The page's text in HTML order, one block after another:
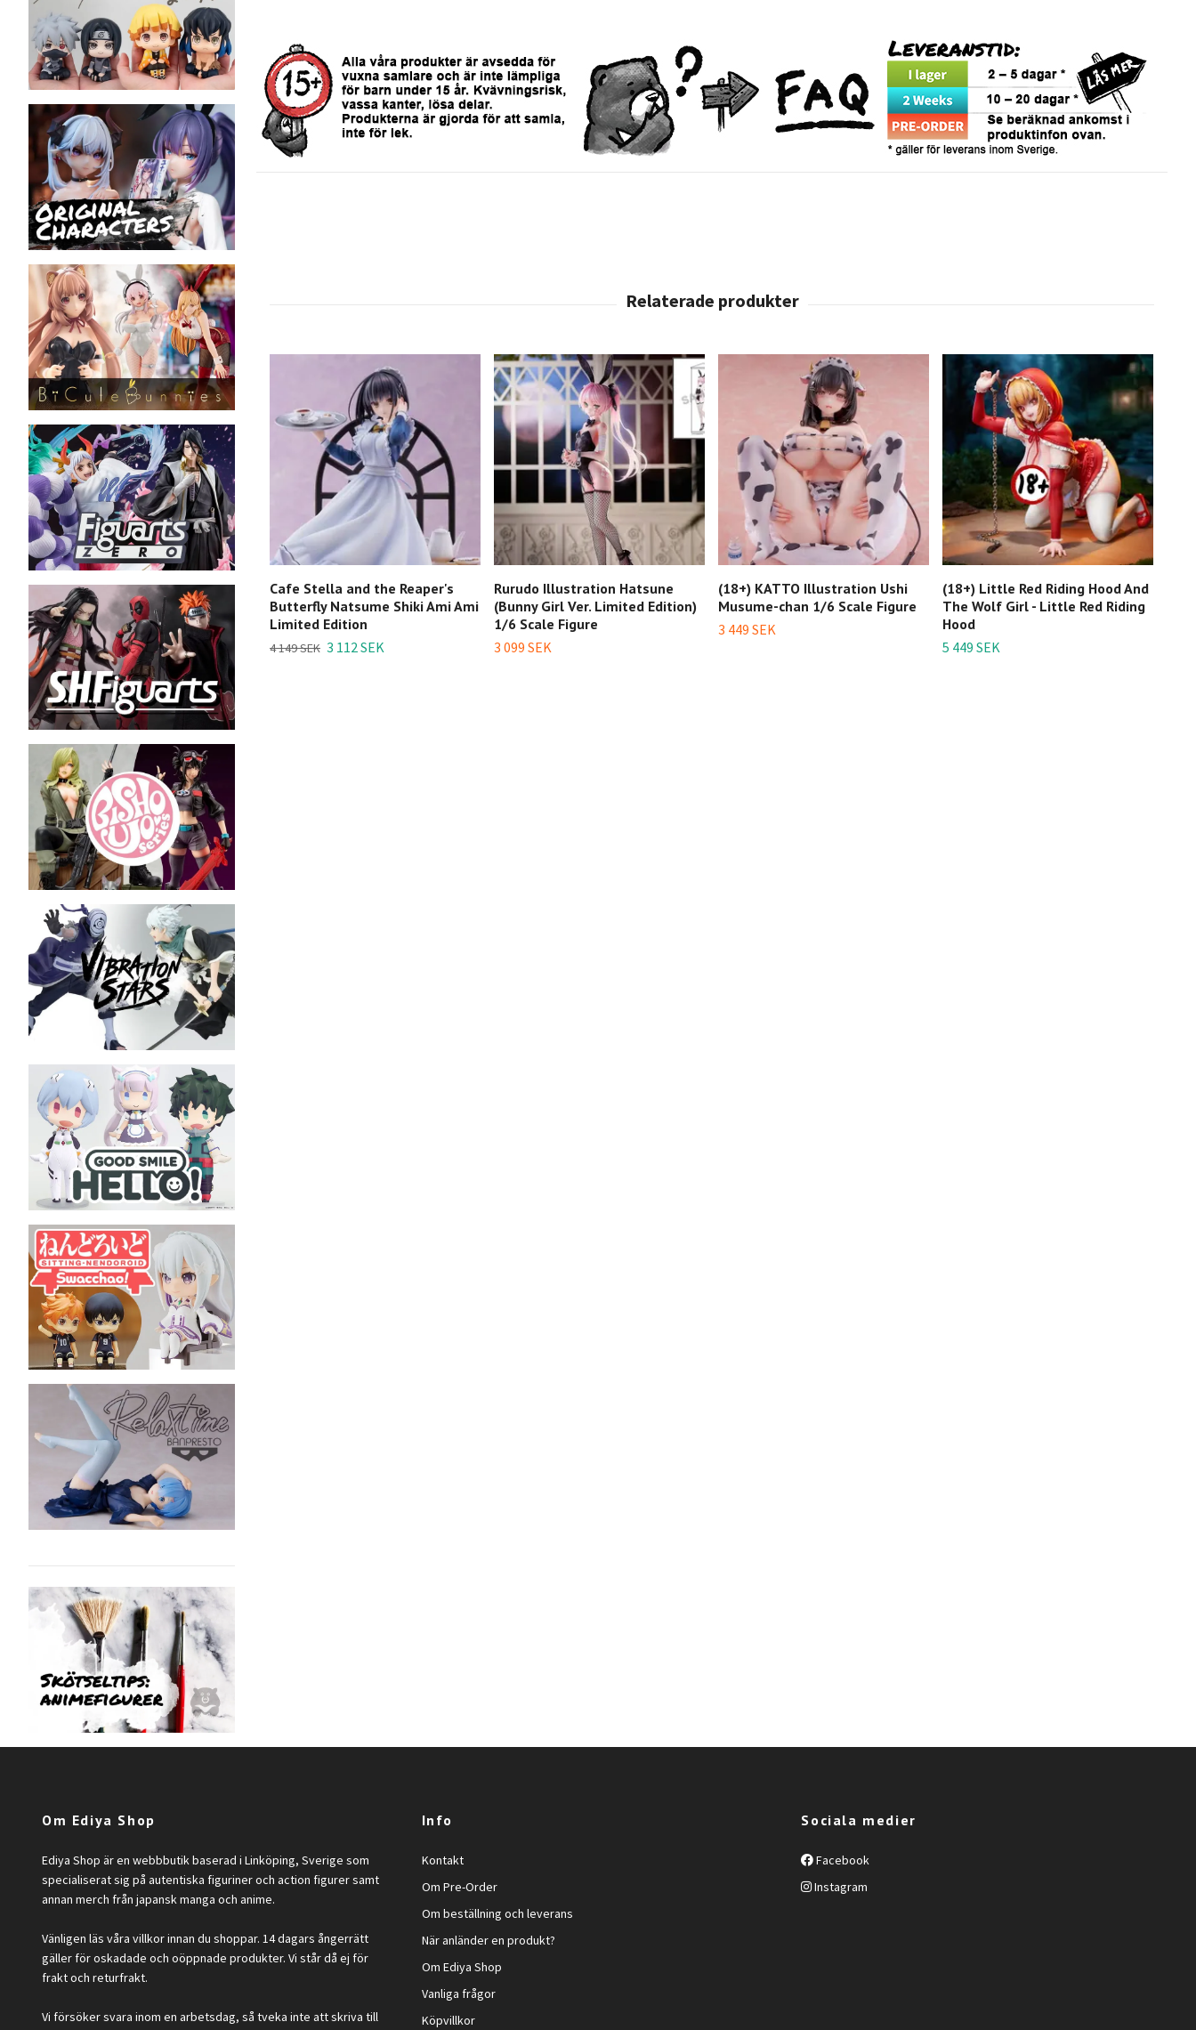
Cafe Stella and the Reaper's
Butterfly Natsume Shiki Ami Ami
Limited Edition
4 149 SEK 3 112 SEK
Rurudo Illustration Hatsune
(Bunny Girl Ver. Limited Edition)
1/6 Scale Figure
3 099 SEK
(18+) KATTO Illustration Ushi
Musume-chan 1/6 Scale Figure
3 449 SEK
(18+) Little Red Riding Hood And
The Wolf Girl - Little Red Riding
Hood
5 449 SEK
Om Ediya Shop
Ediya Shop är en webbbutik baserad i Linköping, Sverige som
specialiserat sig på autentiska figuriner och action figurer samt
annan merch från japansk manga och anime.
Vänligen läs våra villkor innan du shoppar. 14 dagars ångerrätt
gäller för oskadade och oöppnade produkter. Vi står då ej för
frakt och returfrakt.
Vi försöker svara inom en arbetsdag, så tveka inte att skriva till
Info
Kontakt
Om Pre-Order
Om beställning och leverans
När anländer en produkt?
Om Ediya Shop
Vanliga frågor
Köpvillkor
Sociala medier
Facebook
Instagram